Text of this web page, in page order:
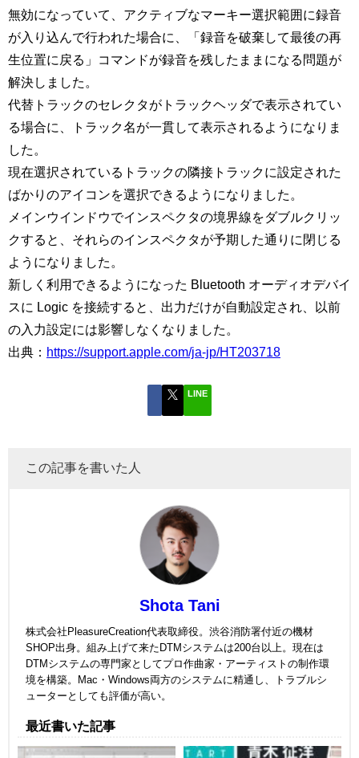
無効になっていて、アクティブなマーキー選択範囲に録音
が入り込んで行われた場合に、「録音を破棄して最後の再
生位置に戻る」コマンドが録音を残したままになる問題が
解決しました。
代替トラックのセレクタがトラックヘッダで表示されてい
る場合に、トラック名が一貫して表示されるようになりま
した。
現在選択されているトラックの隣接トラックに設定された
ばかりのアイコンを選択できるようになりました。
メインウインドウでインスペクタの境界線をダブルクリッ
クすると、それらのインスペクタが予期した通りに閉じる
ようになりました。
新しく利用できるようになった Bluetooth オーディオデバイ
スに Logic を接続すると、出力だけが自動設定され、以前
の入力設定には影響しなくなりました。
出典： https://support.apple.com/ja-jp/HT203718
LINE
この記事を書いた人
Shota Tani
株式会社PleasureCreation代表取締役。渋谷消防署付近の機材
SHOP出身。組み上げて来たDTMシステムは200台以上。現在は
DTMシステムの専門家としてプロ作曲家・アーティストの制作環
境を構築。Mac・Windows両方のシステムに精通し、トラブルシ
ューターとしても評価が高い。
最近書いた記事